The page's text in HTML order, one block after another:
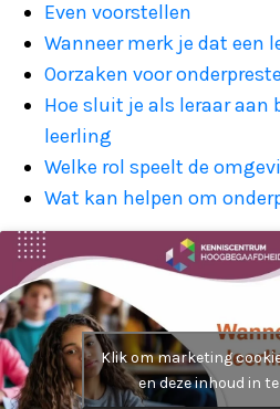
Even voorstellen
Wanneer merk je dat een
Oorzaken voor
Hoe sluit je als leraar aan
leerling
Welke rol speelt de
Wat kan helpen om
Klik om marketing
en deze inhoud in